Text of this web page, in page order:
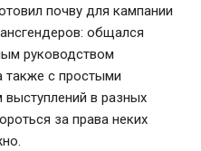
почву для кампании
: общался
руководством
также с простыми
в разных
за права неких